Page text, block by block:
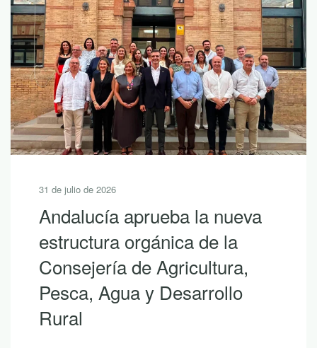
31 de julio de 2026
Andalucía aprueba la nueva
estructura orgánica de la
Consejería de Agricultura,
Pesca, Agua y Desarrollo
Rural